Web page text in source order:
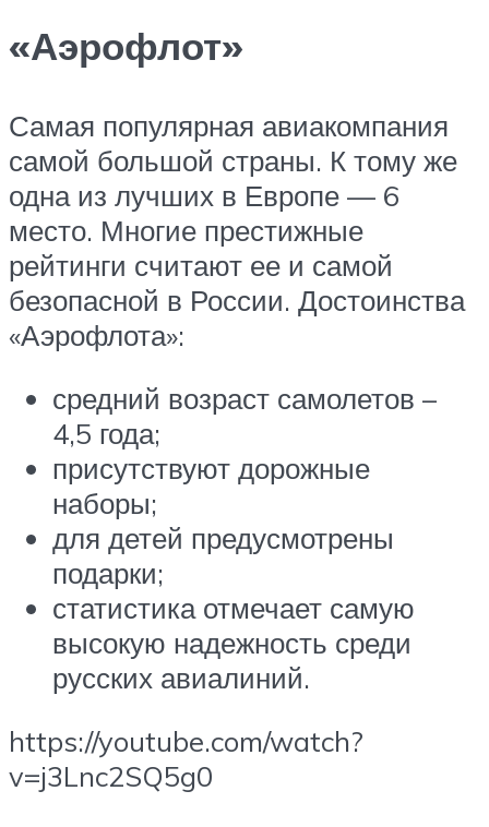
«Аэрофлот»
Самая популярная авиакомпания
самой большой страны. К тому же
одна из лучших в Европе — 6
место. Многие престижные
рейтинги считают ее и самой
безопасной в России. Достоинства
«Аэрофлота»:
средний возраст самолетов –
4,5 года;
присутствуют дорожные
наборы;
для детей предусмотрены
подарки;
статистика отмечает самую
высокую надежность среди
русских авиалиний.
https://youtube.com/watch?
v=j3Lnc2SQ5g0